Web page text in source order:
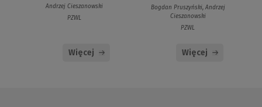
Andrzej Cieszanowski
PZWL
Więcej
Bogdan Pruszyński, Andrzej
Cieszanowski
PZWL
Więcej